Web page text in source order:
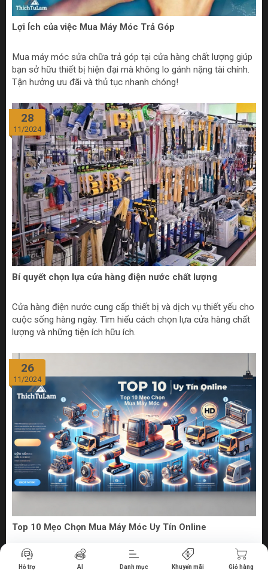
Lợi Ích của việc Mua Máy Móc Trả Góp
Mua máy móc sửa chữa trả góp tại cửa hàng chất lượng giúp
bạn sở hữu thiết bị hiện đại mà không lo gánh nặng tài chính.
Tận hưởng ưu đãi và thủ tục nhanh chóng!
28
11/2024
Bí quyết chọn lựa cửa hàng điện nước chất lượng
Cửa hàng điện nước cung cấp thiết bị và dịch vụ thiết yếu cho
cuộc sống hàng ngày. Tìm hiểu cách chọn lựa cửa hàng chất
lượng và những tiện ích hữu ích.
26
11/2024
Top 10 Mẹo Chọn Mua Máy Móc Uy Tín Online
Bước vào thế giới số hóa ngày nay, việc mua sắm máy móc
từ các cửa hàng bán máy móc online uy tín không chỉ đem lại
Tiến hành thanh toán
Hỗ trợ AI Danh mục Khuyến mãi Giỏ hàng